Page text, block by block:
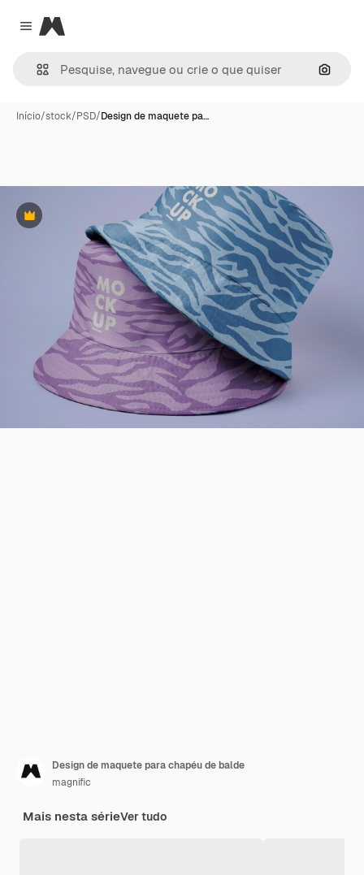
Close menu
Magnific
Início/stock/PSD/Design de maquete pa…
Premium
Design de maquete para chapéu de balde
magnific
Mais nesta sérieVer tudo